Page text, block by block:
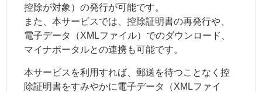
控除が対象）の発行が可能です。
また、本サービスでは、控除証明書の再発行や、
電子データ（XMLファイル）でのダウンロード、
マイナポータルとの連携も可能です。
本サービスを利用すれば、郵送を待つことなく控
除証明書をすみやかに電子データ（XMLファイ